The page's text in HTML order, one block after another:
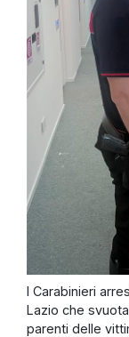
I Carabinieri
Lazio che
parenti delle